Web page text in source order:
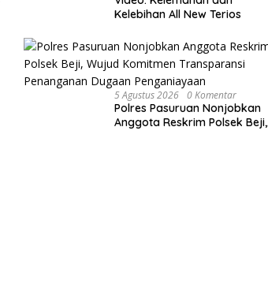
Kelebihan All New Terios
5 Agustus 2026 0 Komentar
Polres Pasuruan Nonjobkan
Anggota Reskrim Polsek Beji,